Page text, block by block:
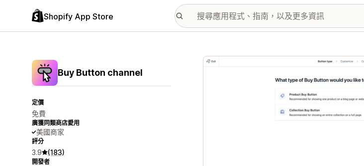
Shopify App Store
Buy Button channel
定價
免費
廣獲同類商店愛用
美國商家
評分
3.9 (183)
開發者
主要圖片圖庫